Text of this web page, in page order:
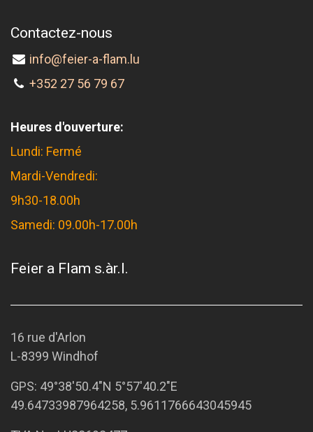
Contactez-nous
info@feier-a-flam.lu
+352 27 56 79 67
Heures d'ouverture:
Lundi: Fermé
Mardi-Vendredi:
9h30-18.00h
Samedi: 09.00h-17.00h
Feier a Flam s.àr.l.
16 rue d'Arlon
L-8399 Windhof
GPS: 49°38'50.4"N 5°57'40.2"E
49.64733987964258, 5.9611766643045945